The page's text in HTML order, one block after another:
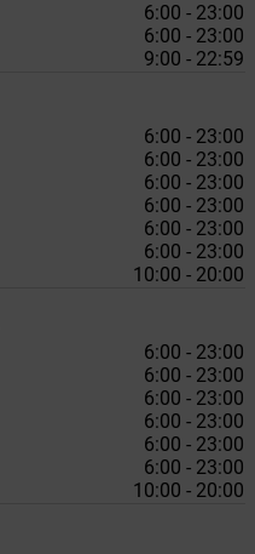
6:00 - 23:00
6:00 - 23:00
9:00 - 22:59
6:00 - 23:00
6:00 - 23:00
6:00 - 23:00
6:00 - 23:00
6:00 - 23:00
6:00 - 23:00
10:00 - 20:00
6:00 - 23:00
6:00 - 23:00
6:00 - 23:00
6:00 - 23:00
6:00 - 23:00
6:00 - 23:00
10:00 - 20:00